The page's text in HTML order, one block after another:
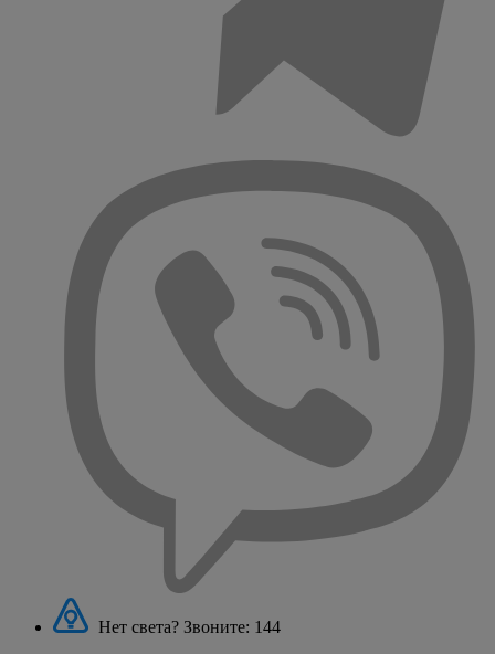
Нет света? Звоните: 144